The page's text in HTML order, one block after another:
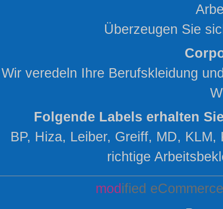
Überzeugen Sie
Wir veredeln Ihre Berufskleidung
Folgende Labels erhalten
BP, Hiza, Leiber, Greiff, MD,
richtige
mod ified